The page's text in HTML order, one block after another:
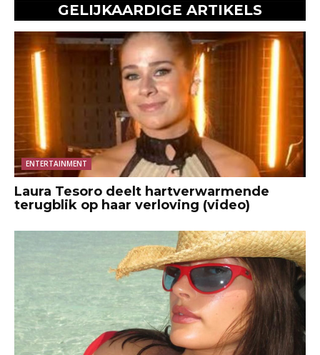
GELIJKAARDIGE ARTIKELS
ENTERTAINMENT
Laura Tesoro deelt hartverwarmende
terugblik op haar verloving (video)